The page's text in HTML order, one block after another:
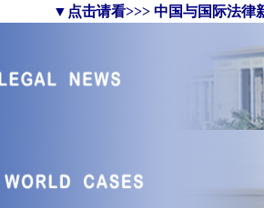
▼ 点击请看>>> 中国与国际法律